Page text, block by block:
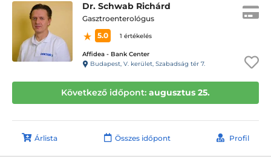
Dr. Schwab Richárd
Gasztroenterológus
5.0
1 értékelés
Affidea - Bank Center
Budapest, V. kerület, Szabadság tér 7.
Következő időpont: augusztus 25.
Árlista Összes időpont Profil